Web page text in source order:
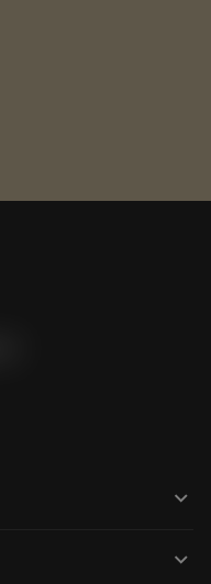
keyboard_arrow_down
keyboard_arrow_down